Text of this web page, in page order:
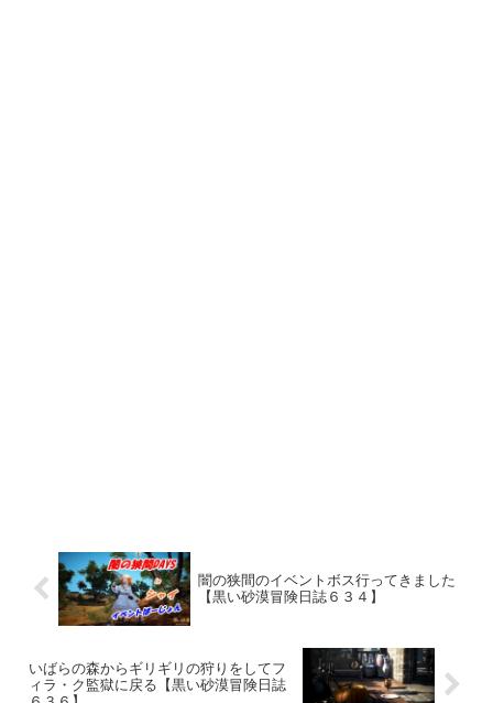
闇の狭間のイベントボス行ってきました
【黒い砂漠冒険日誌６３４】
いばらの森からギリギリの狩りをしてフ
ィラ・ク監獄に戻る【黒い砂漠冒険日誌